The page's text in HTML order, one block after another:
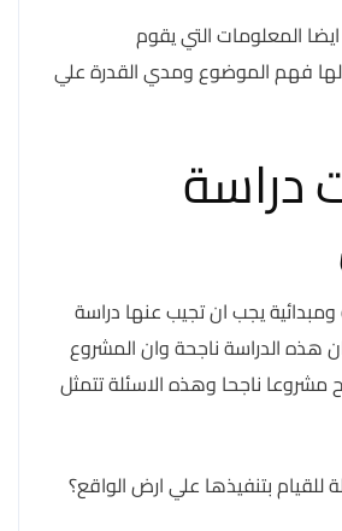
المعلومات التي يقوم
فهم الموضوع ومدي القدرة علي
دراسة
يجب ان تجيب عنها دراسة
هذه الدراسة ناجحة وان المشروع
مشروعا ناجحا وهذه الاسئلة تتمثل
بتنفيذها علي ارض الواقع؟